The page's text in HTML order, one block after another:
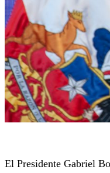
El Presidente Gabriel